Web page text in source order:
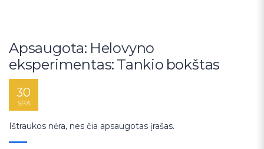
Apsaugota: Helovyno
eksperimentas: Tankio bokštas
30
SPA
Ištraukos nėra, nes čia apsaugotas įrašas.